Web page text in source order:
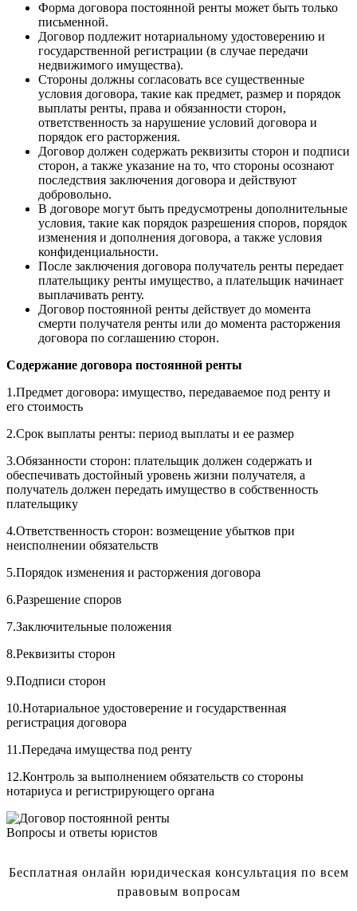
Форма договора постоянной ренты может быть только
письменной.
Договор подлежит нотариальному удостоверению и
государственной регистрации (в случае передачи
недвижимого имущества).
Стороны должны согласовать все существенные
условия договора, такие как предмет, размер и порядок
выплаты ренты, права и обязанности сторон,
ответственность за нарушение условий договора и
порядок его расторжения.
Договор должен содержать реквизиты сторон и подписи
сторон, а также указание на то, что стороны осознают
последствия заключения договора и действуют
добровольно.
В договоре могут быть предусмотрены дополнительные
условия, такие как порядок разрешения споров, порядок
изменения и дополнения договора, а также условия
конфиденциальности.
После заключения договора получатель ренты передает
плательщику ренты имущество, а плательщик начинает
выплачивать ренту.
Договор постоянной ренты действует до момента
смерти получателя ренты или до момента расторжения
договора по соглашению сторон.
Содержание договора постоянной ренты
1.Предмет договора: имущество, передаваемое под ренту и
его стоимость
2.Срок выплаты ренты: период выплаты и ее размер
3.Обязанности сторон: плательщик должен содержать и
обеспечивать достойный уровень жизни получателя, а
получатель должен передать имущество в собственность
плательщику
4.Ответственность сторон: возмещение убытков при
неисполнении обязательств
5.Порядок изменения и расторжения договора
6.Разрешение споров
7.Заключительные положения
8.Реквизиты сторон
9.Подписи сторон
10.Нотариальное удостоверение и государственная
регистрация договора
11.Передача имущества под ренту
12.Контроль за выполнением обязательств со стороны
нотариуса и регистрирующего органа
Вопросы и ответы юристов
Бесплатная онлайн юридическая консультация по всем
правовым вопросам